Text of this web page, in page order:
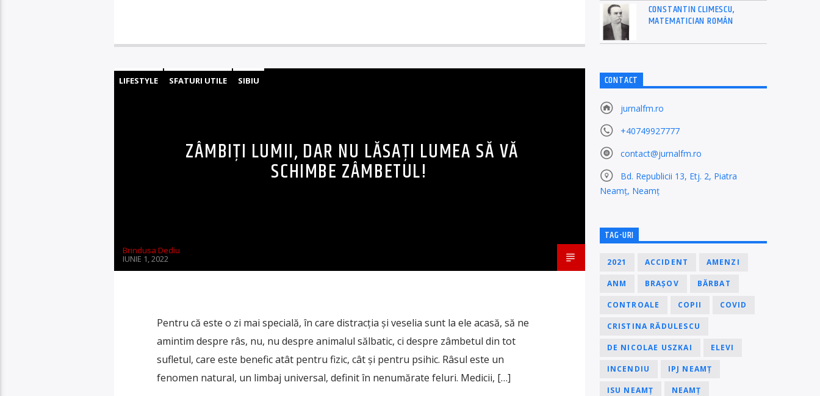
LIFESTYLE SFATURI UTILE SIBIU
ZÂMBIȚI LUMII, DAR NU LĂSAȚI LUMEA SĂ VĂ
SCHIMBE ZÂMBETUL!
Brindusa Dediu
IUNIE 1, 2022
Pentru că este o zi mai specială, în care distracția și veselia sunt la ele acasă, să ne
amintim despre râs, nu, nu despre animalul sălbatic, ci despre zâmbetul din tot
sufletul, care este benefic atât pentru fizic, cât şi pentru psihic. Râsul este un
fenomen natural, un limbaj universal, definit în nenumărate feluri. Medicii, […]
CONSTANTIN CLIMESCU,
MATEMATICIAN ROMÂN
CONTACT
jurnalfm.ro
+40749927777
contact@jurnalfm.ro
Bd. Republicii 13, Etj. 2, Piatra
Neamț, Neamț
TAG-URI
2021 ACCIDENT AMENZI
ANM BRAȘOV BĂRBAT
CONTROALE COPII COVID
CRISTINA RĂDULESCU
DE NICOLAE USZKAI ELEVI
INCENDIU IPJ NEAMȚ
ISU NEAMȚ NEAMȚ